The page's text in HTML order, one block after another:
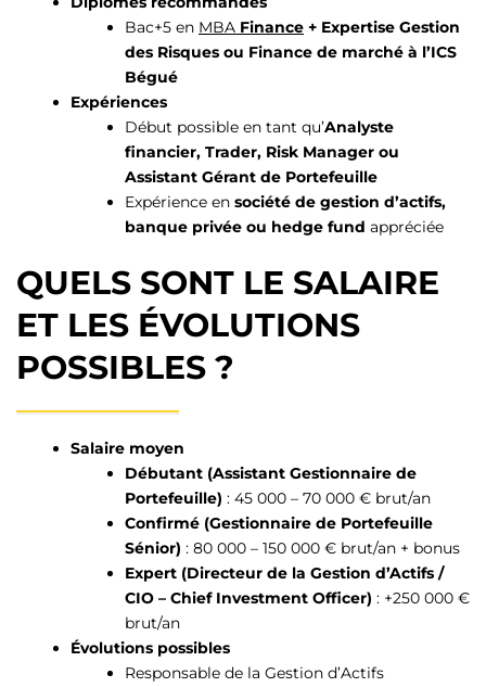
Bac+5 en MBA Finance + Expertise Gestion
des Risques ou Finance de marché à l’ICS
Bégué
Expériences
Début possible en tant qu’Analyste
financier, Trader, Risk Manager ou
Assistant Gérant de Portefeuille
Expérience en société de gestion d’actifs,
banque privée ou hedge fund appréciée
QUELS SONT LE SALAIRE
ET LES ÉVOLUTIONS
POSSIBLES ?
Salaire moyen
Débutant (Assistant Gestionnaire de
Portefeuille) : 45 000 – 70 000 € brut/an
Confirmé (Gestionnaire de Portefeuille
Sénior) : 80 000 – 150 000 € brut/an + bonus
Expert (Directeur de la Gestion d’Actifs /
CIO – Chief Investment Officer) : +250 000 €
brut/an
Évolutions possibles
Responsable de la Gestion d’Actifs